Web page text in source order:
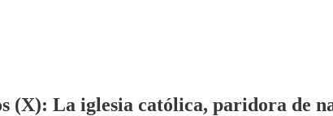
(X): La iglesia católica, paridora de